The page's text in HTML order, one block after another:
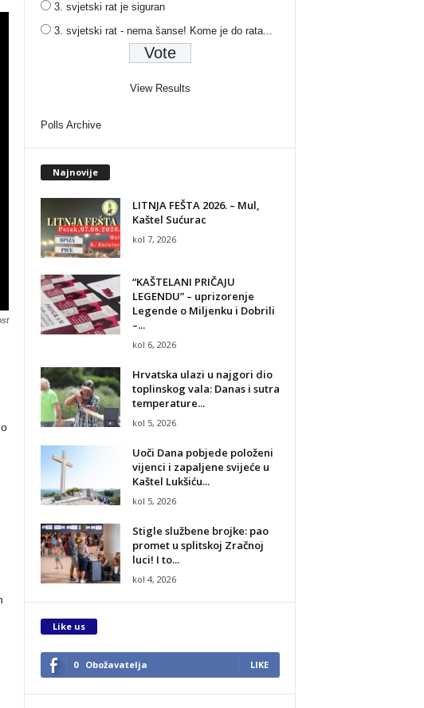
3. svjetski rat je siguran
3. svjetski rat - nema šanse! Kome je do rata...
View Results
Polls Archive
Najnovije
LITNJA FEŠTA 2026. – Mul,
Kaštel Sućurac
kol 7, 2026
“KAŠTELANI PRIČAJU
LEGENDU” – uprizorenje
Legende o Miljenku i Dobrili
–...
kol 6, 2026
Hrvatska ulazi u najgori dio
toplinskog vala: Danas i sutra
temperature...
kol 5, 2026
Uoči Dana pobjede položeni
vijenci i zapaljene svijeće u
Kaštel Lukšiću...
kol 5, 2026
Stigle službene brojke: pao
promet u splitskoj Zračnoj
luci! I to...
kol 4, 2026
Like us
0 Obožavatelja LIKE